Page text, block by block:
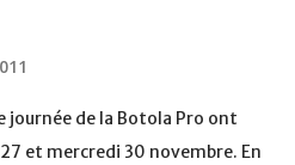
pour cause de finale de la
journée de la Botola Pro ont
et mercredi 30 novembre. En